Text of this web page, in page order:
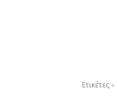
Ετικέτες